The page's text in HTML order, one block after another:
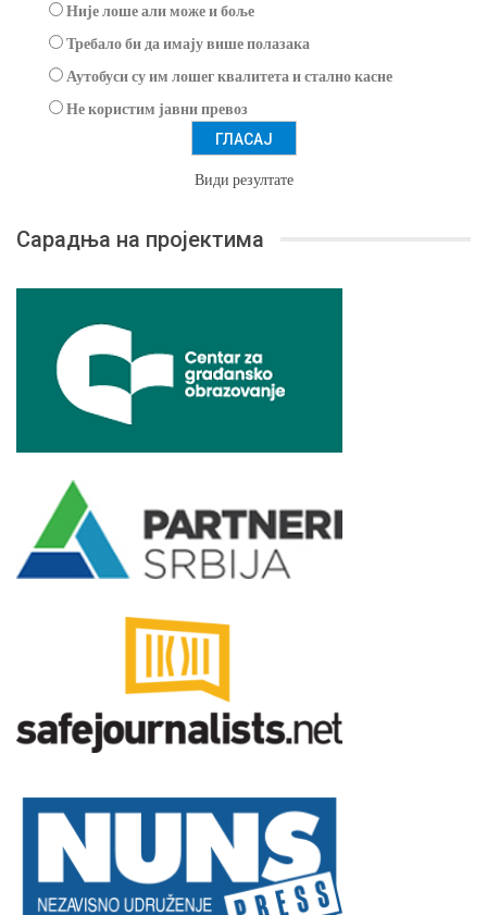
Није лоше али може и боље
Требало би да имају више полазака
Аутобуси су им лошег квалитета и стално касне
Не користим јавни превоз
Види резултате
Сарадња на пројектима